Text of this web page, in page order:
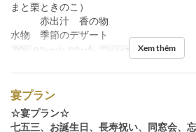
まと栗ときのこ）
赤出汁 香の物
水物 季節のデザート
Bữa Bữa trưa, Bữa tối Các Loại Ghế テーブル
Xem thêm
宴プラン
☆宴プラン☆
七五三、お誕生日、長寿祝い、同窓会、